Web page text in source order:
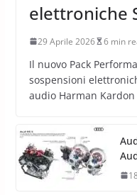
elettroniche
29 Aprile 2026 6 min
Il nuovo Pack
sospensioni
audio Harman Kardon